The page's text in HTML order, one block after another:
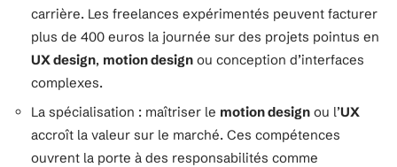
carrière. Les freelances expérimentés peuvent facturer
plus de 400 euros la journée sur des projets pointus en
UX design, motion design ou conception d’interfaces
complexes.
La spécialisation : maîtriser le motion design ou l’UX
accroît la valeur sur le marché. Ces compétences
ouvrent la porte à des responsabilités comme